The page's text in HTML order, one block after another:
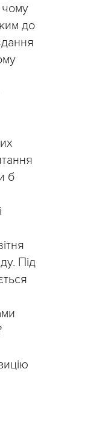
чому
до
б
Під